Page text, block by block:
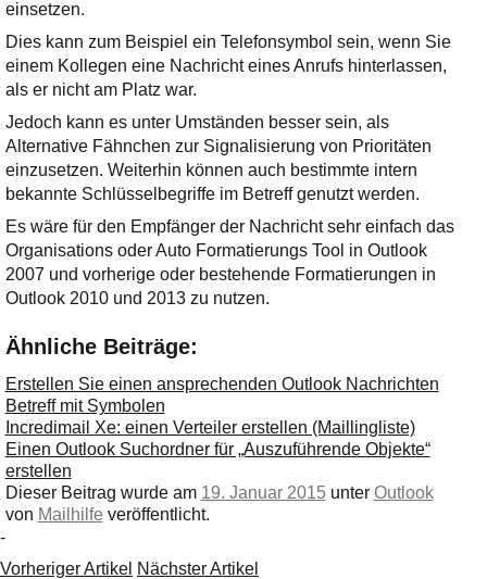
einsetzen.
Dies kann zum Beispiel ein Telefonsymbol sein, wenn Sie
einem Kollegen eine Nachricht eines Anrufs hinterlassen,
als er nicht am Platz war.
Jedoch kann es unter Umständen besser sein, als
Alternative Fähnchen zur Signalisierung von Prioritäten
einzusetzen. Weiterhin können auch bestimmte intern
bekannte Schlüsselbegriffe im Betreff genutzt werden.
Es wäre für den Empfänger der Nachricht sehr einfach das
Organisations oder Auto Formatierungs Tool in Outlook
2007 und vorherige oder bestehende Formatierungen in
Outlook 2010 und 2013 zu nutzen.
Ähnliche Beiträge:
Erstellen Sie einen ansprechenden Outlook Nachrichten
Betreff mit Symbolen
Incredimail Xe: einen Verteiler erstellen (Maillingliste)
Einen Outlook Suchordner für „Auszuführende Objekte“
erstellen
Dieser Beitrag wurde am 19. Januar 2015unter Outlook
von Mailhilfe veröffentlicht.
-
Vorheriger Artikel Nächster Artikel